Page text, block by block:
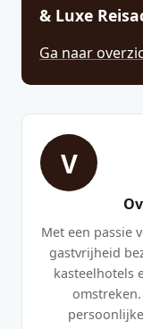
& Luxe
Ga naar
V
Met een passie
gastvrijheid
kasteelhotels